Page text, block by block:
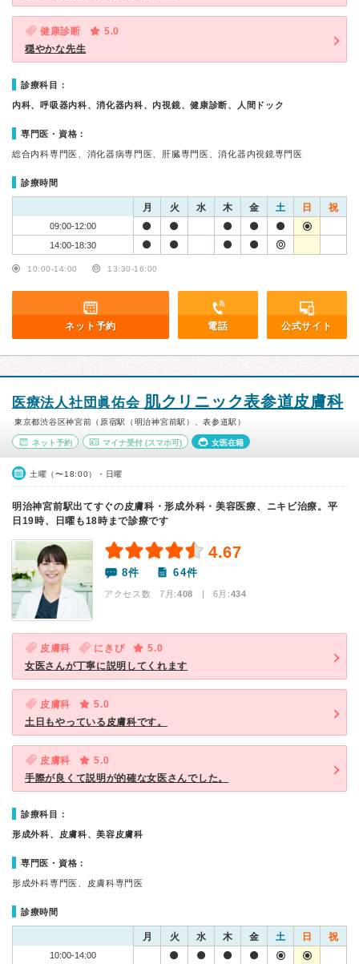
健康診断
5.0
穏やかな先生
診療科目：
内科、呼吸器内科、消化器内科、内視鏡、健康診断、人間ドック
専門医・資格：
総合内科専門医、消化器病専門医、肝臓専門医、消化器内視鏡専門医
診療時間
月 火 水 木 金 土 日 祝
09:00-12:00
14:00-18:30
10:00-14:00 13:30-16:00
ネット予約 電話 公式サイト
医療法人社団眞佑会 肌クリニック表参道皮膚科
東京都渋谷区神宮前（原宿駅（明治神宮前駅）、表参道駅）
ネット予約 マイナ受付(スマホ可) 女医在籍
土曜（〜18:00）・日曜
明治神宮前駅出てすぐの皮膚科・形成外科・美容医療、ニキビ治療。平
日19時、日曜も18時まで診療です
4.67
8件 64件
アクセス数 7月:408 | 6月:434
皮膚科 にきび
5.0
女医さんが丁寧に説明してくれます
皮膚科
5.0
土日もやっている皮膚科です。
皮膚科
5.0
手際が良くて説明が的確な女医さんでした。
診療科目：
形成外科、皮膚科、美容皮膚科
専門医・資格：
形成外科専門医、皮膚科専門医
診療時間
月 火 水 木 金 土 日 祝
10:00-14:00